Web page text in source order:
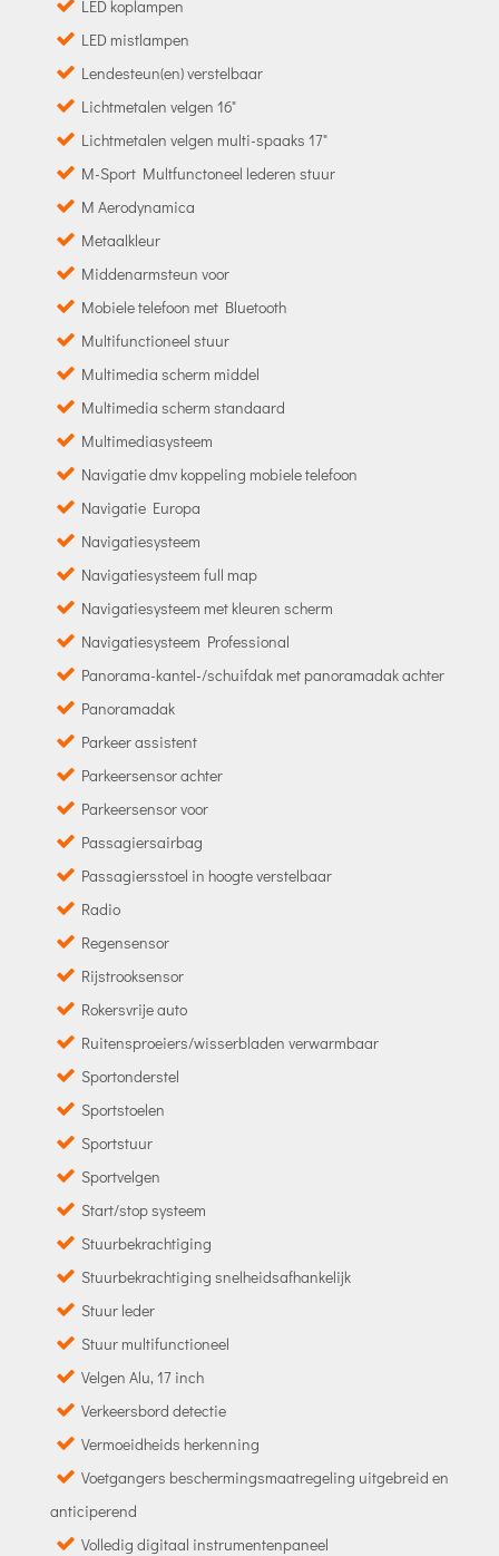
LED koplampen
LED mistlampen
Lendesteun(en) verstelbaar
Lichtmetalen velgen 16"
Lichtmetalen velgen multi-spaaks 17"
M-Sport Multfunctoneel lederen stuur
M Aerodynamica
Metaalkleur
Middenarmsteun voor
Mobiele telefoon met Bluetooth
Multifunctioneel stuur
Multimedia scherm middel
Multimedia scherm standaard
Multimediasysteem
Navigatie dmv koppeling mobiele telefoon
Navigatie Europa
Navigatiesysteem
Navigatiesysteem full map
Navigatiesysteem met kleuren scherm
Navigatiesysteem Professional
Panorama-kantel-/schuifdak met panoramadak achter
Panoramadak
Parkeer assistent
Parkeersensor achter
Parkeersensor voor
Passagiersairbag
Passagiersstoel in hoogte verstelbaar
Radio
Regensensor
Rijstrooksensor
Rokersvrije auto
Ruitensproeiers/wisserbladen verwarmbaar
Sportonderstel
Sportstoelen
Sportstuur
Sportvelgen
Start/stop systeem
Stuurbekrachtiging
Stuurbekrachtiging snelheidsafhankelijk
Stuur leder
Stuur multifunctioneel
Velgen Alu, 17 inch
Verkeersbord detectie
Vermoeidheids herkenning
Voetgangers beschermingsmaatregeling uitgebreid en
anticiperend
Volledig digitaal instrumentenpaneel